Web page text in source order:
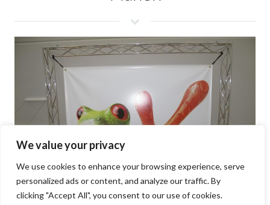
We value your privacy
We use cookies to enhance your browsing experience, serve
personalized ads or content, and analyze our traffic. By
clicking "Accept All", you consent to our use of cookies.